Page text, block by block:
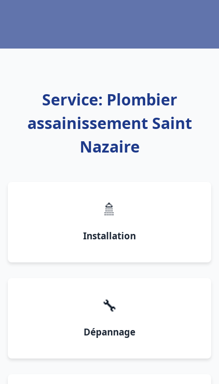
Service: Plombier
assainissement Saint
Nazaire
🚿
Installation
🔧
Dépannage